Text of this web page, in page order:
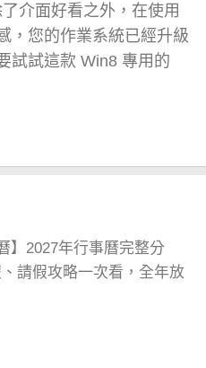
介面好看之外，在使用
，您的作業系統已經升級
試試這款 Win8 專用的
】2027年行事曆完整分
請假攻略一次看，全年放